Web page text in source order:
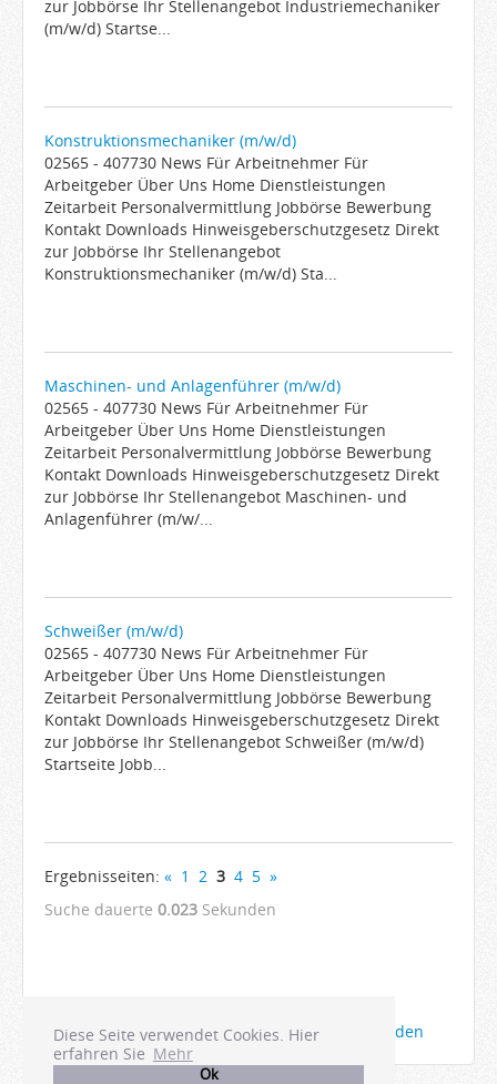
Diese Seite verwendet Cookies. Hier
erfahren Sie Mehr
Ok
zur Jobbörse Ihr Stellenangebot Industriemechaniker
(m/w/d) Startse...
Konstruktionsmechaniker (m/w/d)
02565 - 407730 News Für Arbeitnehmer Für
Arbeitgeber Über Uns Home Dienstleistungen
Zeitarbeit Personalvermittlung Jobbörse Bewerbung
Kontakt Downloads Hinweisgeberschutzgesetz Direkt
zur Jobbörse Ihr Stellenangebot
Konstruktionsmechaniker (m/w/d) Sta...
Maschinen- und Anlagenführer (m/w/d)
02565 - 407730 News Für Arbeitnehmer Für
Arbeitgeber Über Uns Home Dienstleistungen
Zeitarbeit Personalvermittlung Jobbörse Bewerbung
Kontakt Downloads Hinweisgeberschutzgesetz Direkt
zur Jobbörse Ihr Stellenangebot Maschinen- und
Anlagenführer (m/w/...
Schweißer (m/w/d)
02565 - 407730 News Für Arbeitnehmer Für
Arbeitgeber Über Uns Home Dienstleistungen
Zeitarbeit Personalvermittlung Jobbörse Bewerbung
Kontakt Downloads Hinweisgeberschutzgesetz Direkt
zur Jobbörse Ihr Stellenangebot Schweißer (m/w/d)
Startseite Jobb...
Ergebnisseiten: « 1 2 3 4 5 »
Suche dauerte 0.023 Sekunden
Die Anzeigen Ihrer Firma bei Joboter anmelden